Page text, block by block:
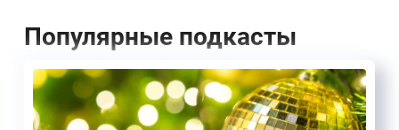
Популярные подкасты